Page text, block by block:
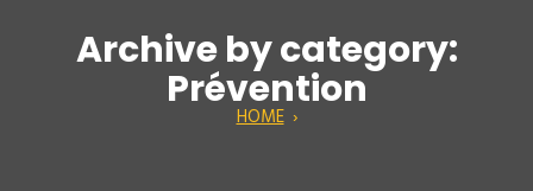
Archive by category:
Prévention
HOME ›